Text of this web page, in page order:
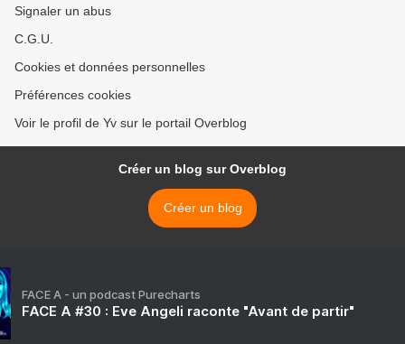
Signaler un abus
C.G.U.
Cookies et données personnelles
Préférences cookies
Voir le profil de Yv sur le portail Overblog
Créer un blog sur Overblog
Créer un blog
FACE A - un podcast Purecharts
FACE A #30 : Eve Angeli raconte "Avant de partir"